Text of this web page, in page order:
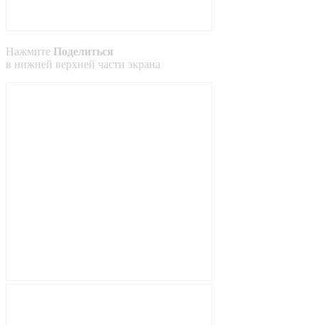
Нажмите Поделиться
в нижней верхней части экрана